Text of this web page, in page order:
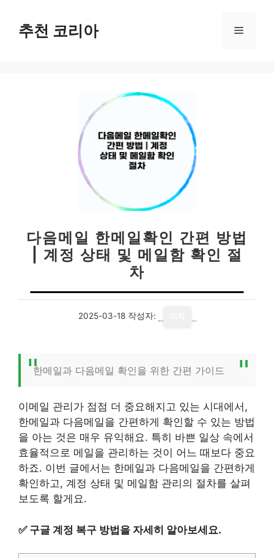
추천 코리아 메
다음메일 한메일확인 간편 방법
| 계정 상태 및 메일함 확인 절
차
2025-03-18 작성자:
한메일과 다음메일 확인을 위한 간편 가이드
이메일 관리가 점점 더 중요해지고 있는 시대에서,
한메일과 다음메일을 간편하게 확인할 수 있는 방법
을 아는 것은 매우 유익해요. 특히 바쁜 일상 속에서
효율적으로 메일을 관리하는 것이 어느 때보다 중요
하죠. 이번 글에서는 한메일과 다음메일을 간편하게
확인하고, 계정 상태 및 메일함 관리의 절차를 살펴
보도록 할게요.
✅ 구글 계정 복구 방법을 자세히 알아보세요.